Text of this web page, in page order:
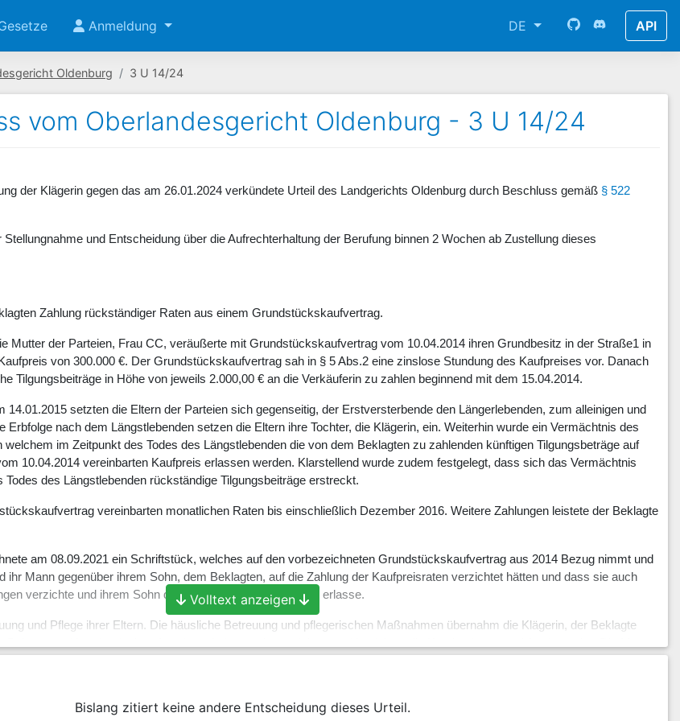
Anmeldung DE API
Oldenburg 3 U 14/24
vom Oberlandesgericht Oldenburg - 3 U 14/24
der Klägerin gegen das am 26.01.2024 verkündete Urteil des Landgerichts Oldenburg durch Beschluss gemäß § 522
und Entscheidung über die Aufrechterhaltung der Berufung binnen 2 Wochen ab Zustellung dieses
Zahlung rückständiger Raten aus einem Grundstückskaufvertrag.
Mutter der Parteien, Frau CC, veräußerte mit Grundstückskaufvertrag vom 10.04.2014 ihren Grundbesitz in der Straße1 in
von 300.000 €. Der Grundstückskaufvertrag sah in § 5 Abs.2 eine zinslose Stundung des Kaufpreises vor. Danach
Tilgungsbeiträge in Höhe von jeweils 2.000,00 € an die Verkäuferin zu zahlen beginnend mit dem 15.04.2014.
14.01.2015 setzten die Eltern der Parteien sich gegenseitig, der Erstversterbende den Längerlebenden, zum alleinigen und
Erbfolge nach dem Längstlebenden setzen die Eltern ihre Tochter, die Klägerin, ein. Weiterhin wurde ein Vermächtnis des
welchem im Zeitpunkt des Todes des Längstlebenden die von dem Beklagten zu zahlenden künftigen Tilgungsbeträge auf
10.04.2014 vereinbarten Kaufpreis erlassen werden. Klarstellend wurde zudem festgelegt, dass sich das Vermächtnis
Todes des Längstlebenden rückständige Tilgungsbeiträge erstreckt.
vereinbarten monatlichen Raten bis einschließlich Dezember 2016. Weitere Zahlungen leistete der Beklagte
am 08.09.2021 ein Schriftstück, welches auf den vorbezeichneten Grundstückskaufvertrag aus 2014 Bezug nimmt und
ihr Mann gegenüber ihrem Sohn, dem Beklagten, auf die Zahlung der Kaufpreisraten verzichtet hätten und dass sie auch
verzichte und ihrem Sohn die restliche Kaufpreissumme erlasse.
und Pflege ihrer Eltern. Die häusliche Betreuung und pflegerischen Maßnahmen übernahm die Klägerin, der Beklagte
Volltext anzeigen
Bislang zitiert keine andere Entscheidung dieses Urteil.